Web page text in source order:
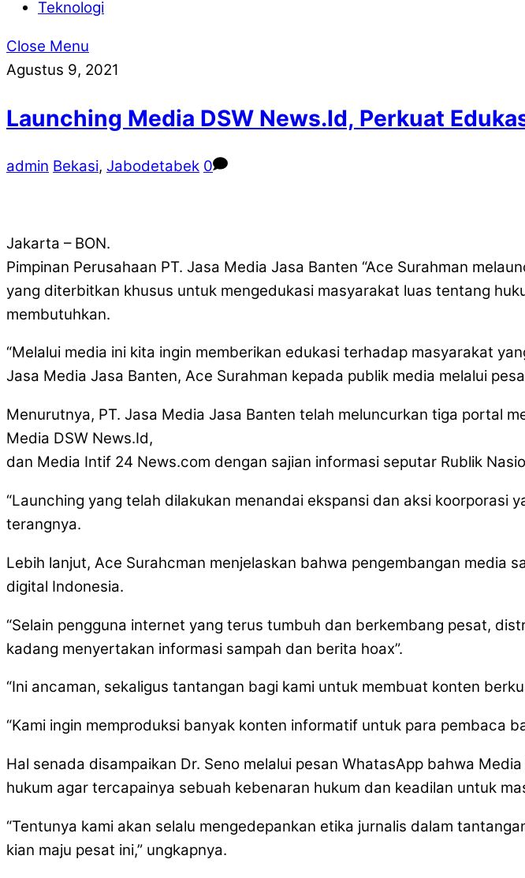
Teknologi
Close Menu
Agustus 9, 2021
Launching Media DSW News.Id, Perkuat
admin Bekasi, Jabodetabek 0
Jakarta – BON.
Pimpinan Perusahaan PT. Jasa Media Jasa Banten “Ace Surahman
yang diterbitkan khusus untuk mengedukasi masyarakat luas tentang
membutuhkan.
“Melalui media ini kita ingin memberikan edukasi terhadap masyarakat
Jasa Media Jasa Banten, Ace Surahman kepada publik media melalui
Menurutnya, PT. Jasa Media Jasa Banten telah meluncurkan tiga portal
Media DSW News.Id,
dan Media Intif 24 News.com dengan sajian informasi seputar Rublik
“Launching yang telah dilakukan menandai ekspansi dan aksi koorporasi
terangnya.
Lebih lanjut, Ace Surahcman menjelaskan bahwa pengembangan media
digital Indonesia.
“Selain pengguna internet yang terus tumbuh dan berkembang pesat,
kadang menyertakan informasi sampah dan berita hoax”.
“Ini ancaman, sekaligus tantangan bagi kami untuk membuat konten
“Kami ingin memproduksi banyak konten informatif untuk para pembaca
Hal senada disampaikan Dr. Seno melalui pesan WhatasApp bahwa
hukum agar tercapainya sebuah kebenaran hukum dan keadilan untuk
“Tentunya kami akan selalu mengedepankan etika jurnalis dalam
kian maju pesat ini,” ungkapnya.